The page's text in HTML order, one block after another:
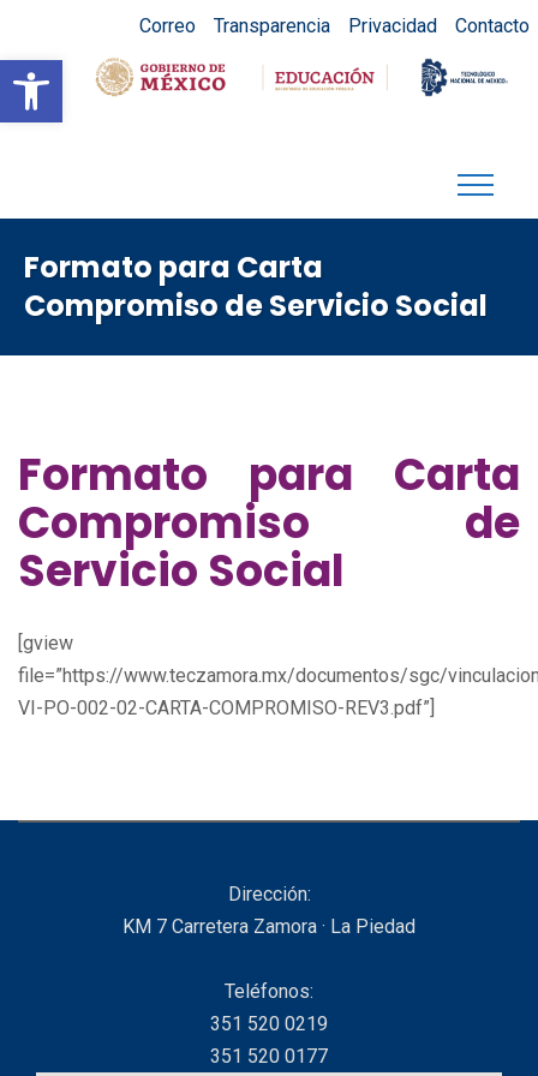
Abrir barra de herramientas
Correo Transparencia Privacidad Contacto
Formato para Carta
Compromiso de Servicio Social
Formato para Carta
Compromiso de
Servicio Social
[gview
file=”https://www.teczamora.mx/documentos/sgc/
VI-PO-002-02-CARTA-COMPROMISO-REV3.pdf”]
Dirección:
KM 7 Carretera Zamora · La Piedad
Teléfonos:
351 520 0219
351 520 0177